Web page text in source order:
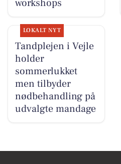
workshops
LOKALT NYT
Tandplejen i Vejle
holder
sommerlukket
men tilbyder
nødbehandling på
udvalgte mandage